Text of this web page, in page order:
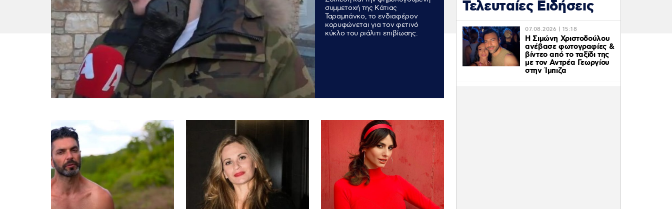
συμμετοχή της Κάτιας
Ταραμπάνκο, το ενδιαφέρον
κορυφώνεται για τον φετινό
κύκλο του ριάλιτι επιβίωσης.
Τελευταίες Ειδήσεις
07.08.2026 | 15:18
Η Σιμώνη Χριστοδούλου
ανέβασε φωτογραφίες &
βίντεο από το ταξίδι της
με τον Αντρέα Γεωργίου
στην Ίμπιζα